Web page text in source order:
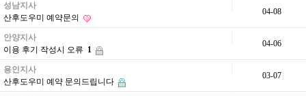
성남지사
산후도우미 예약문의
04-08
안양지사
이용 후기 작성시 오류 1
04-06
용인지사
산후도우미 예약 문의드립니다
03-07